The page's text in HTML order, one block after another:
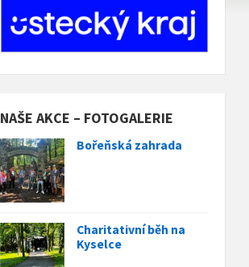
NAŠE AKCE – FOTOGALERIE
Bořeňská zahrada
Charitativní běh na
Kyselce